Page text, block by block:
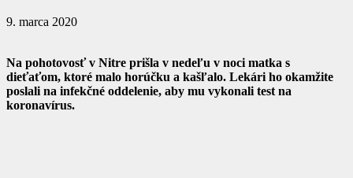
9. marca 2020
Na pohotovosť v Nitre prišla v nedeľu v noci matka s
dieťaťom, ktoré malo horúčku a kašľalo. Lekári ho okamžite
poslali na infekčné oddelenie, aby mu vykonali test na
koronavírus.